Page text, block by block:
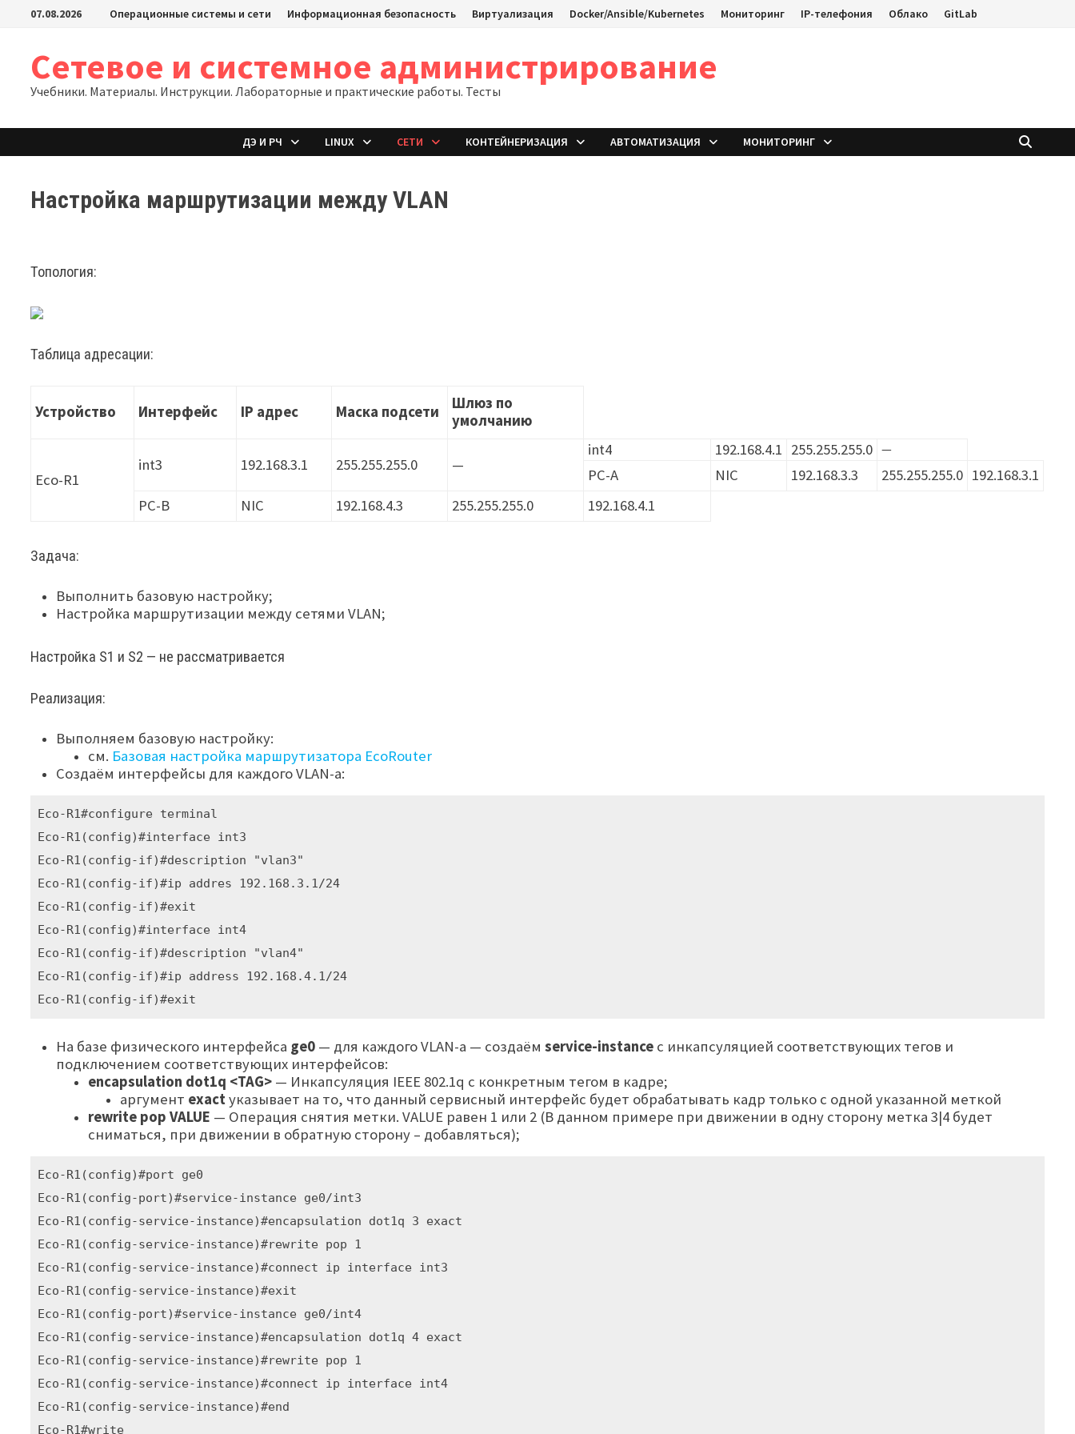
Перейти07.08.2026 Операционные системы и сети Информационная безопасность Виртуализация Docker/Ansible/Kubernetes Мониторинг IP-телефония Облако GitLab
Сетевое и системное администрирование
Учебники. Материалы. Инструкции. Лабораторные и практические работы. Тесты
ДЭ И РЧ LINUX СЕТИ КОНТЕЙНЕРИЗАЦИЯ АВТОМАТИЗАЦИЯ МОНИТОРИНГ
Настройка маршрутизации между VLAN
Топология:
Таблица адресации:
Устройство Интерфейс IP адрес Маска подсети
Шлюз по
умолчанию
Eco-R1
int3 192.168.3.1 255.255.255.0 —
int4 192.168.4.1 255.255.255.0 —
PC-A NIC 192.168.3.3 255.255.255.0 192.168.3.1
PC-B
NIC 192.168.4.3 255.255.255.0 192.168.4.1
Задача:
Выполнить базовую настройку;
Настройка маршрутизации между сетями VLAN;
Настройка S1 и S2 — не рассматривается
Реализация:
Выполняем базовую настройку:
см. Базовая настройка маршрутизатора EcoRouter
Создаём интерфейсы для каждого VLAN-а:
Eco-R1#configure terminal
Eco-R1(config)#interface int3
Eco-R1(config-if)#description "vlan3"
Eco-R1(config-if)#ip addres 192.168.3.1/24
Eco-R1(config-if)#exit
Eco-R1(config)#interface int4
Eco-R1(config-if)#description "vlan4"
Eco-R1(config-if)#ip address 192.168.4.1/24
Eco-R1(config-if)#exit
На базе физического интерфейса ge0 — для каждого VLAN-а — создаёмservice-instance с инкапсуляцией соответствующих тегов и
подключением соответствующих интерфейсов:
encapsulation dot1q <TAG> — Инкапсуляция IEEE 802.1q с конкретным тегом в кадре;
аргумент exactуказывает на то, что данный сервисный интерфейс будет обрабатывать кадр только с одной указанной меткой
rewrite pop VALUE — Операция снятия метки. VALUE равен 1 или 2 (В данном примере при движении в одну сторону метка 3|4 будет
сниматься, при движении в обратную сторону – добавляться);
Eco-R1(config)#port ge0
Eco-R1(config-port)#service-instance ge0/int3
Eco-R1(config-service-instance)#encapsulation dot1q 3 exact
Eco-R1(config-service-instance)#rewrite pop 1
Eco-R1(config-service-instance)#connect ip interface int3
Eco-R1(config-service-instance)#exit
Eco-R1(config-port)#service-instance ge0/int4
Eco-R1(config-service-instance)#encapsulation dot1q 4 exact
Eco-R1(config-service-instance)#rewrite pop 1
Eco-R1(config-service-instance)#connect ip interface int4
Eco-R1(config-service-instance)#end
Eco-R1#write